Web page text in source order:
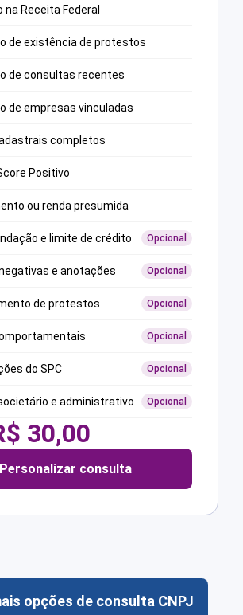
na Receita Federal
de existência de protestos
de consultas recentes
de empresas vinculadas
completos
Positivo
ou renda presumida
e limite de crédito Opcional
e anotações Opcional
de protestos Opcional
Opcional
do SPC Opcional
e administrativo Opcional
30,00
Personalizar consulta
opções de consulta CNPJ